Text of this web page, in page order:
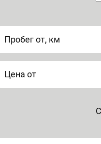
Пробег от, км
Цена от